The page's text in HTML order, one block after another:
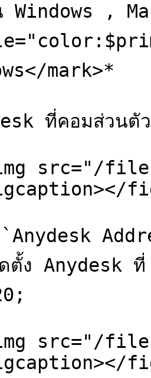
Windows ,
mark>*
ที่คอมส่วนตัว
src="/files/
ตั้ง Anydesk
src="/files/